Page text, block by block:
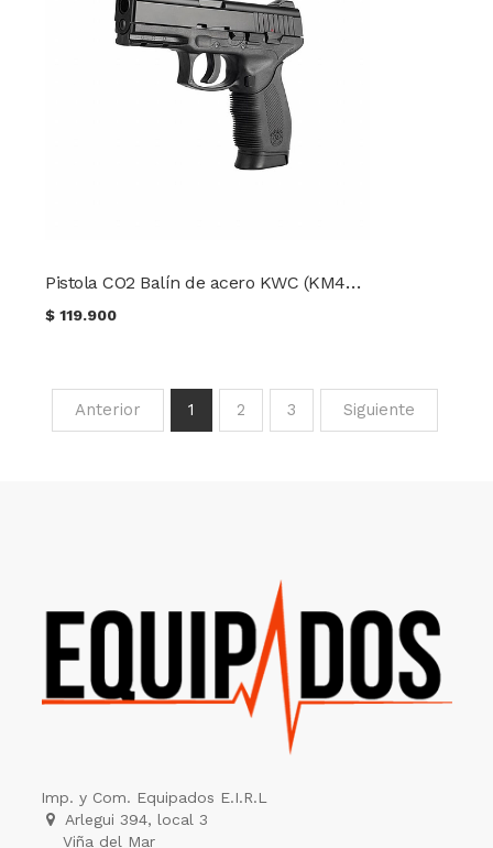
Pistola CO2 Balín de acero KWC (KM46) Mod. TAURUS PT 24 ver. slide metálico
$119.900
Anterior 1 2 3 Siguiente
Imp. y Com. Equipados E.I.R.L
Arlegui 394, local 3
Viña del Mar